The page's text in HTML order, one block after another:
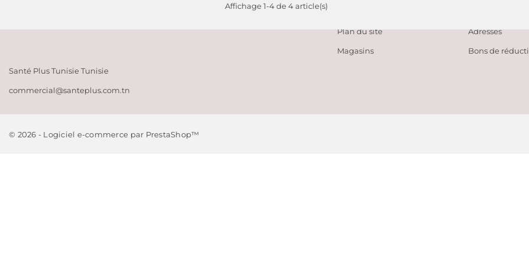
Affichage 1-4 de 4 article(s)
Santé Plus TunisieTunisie
commercial@santeplus.com.tn
Meilleures ventes
Plan du site
Magasins
Adresses
Bons de
© 2026 - Logiciel e-commerce par PrestaShop™